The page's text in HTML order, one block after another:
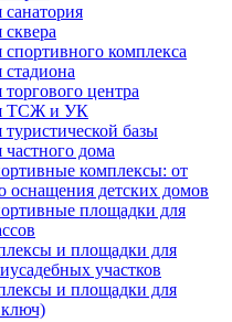
санатория
комплекса
стадиона
центра
ТСЖ и УК
базы
дома
комплексы: от
детских домов
площадки для
и площадки для
участков
и площадки для
ключ)